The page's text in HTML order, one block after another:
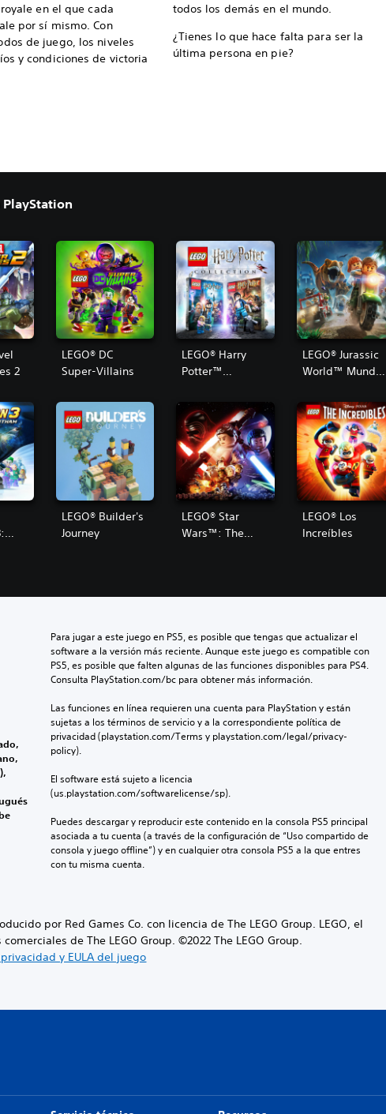
en el que cada
por sí mismo. Con
de juego, los niveles
y condiciones de victoria
todos los demás en el mundo.
¿Tienes lo que hace falta para ser la
última persona en pie?
PlayStation
2
LEGO® DC
Super-Villains
LEGO® Harry
Potter™
LEGO® Jurassic
World™ Mundo
LEGO® Builder's
Journey
LEGO® Star
Wars™: The
LEGO® Los
Increíbles
Para jugar a este juego en PS5, es posible que tengas que actualizar el
software a la versión más reciente. Aunque este juego es compatible con
PS5, es posible que falten algunas de las funciones disponibles para PS4.
Consulta PlayStation.com/bc para obtener más información.
Las funciones en línea requieren una cuenta para PlayStation y están
sujetas a los términos de servicio y a la correspondiente política de
privacidad (playstation.com/Terms y playstation.com/legal/privacy-
policy).
El software está sujeto a licencia
(us.playstation.com/softwarelicense/sp).
Puedes descargar y reproducir este contenido en la consola PS5 principal
asociada a tu cuenta (a través de la configuración de “Uso compartido de
consola y juego offline”) y en cualquier otra consola PS5 a la que entres
con tu misma cuenta.
por Red Games Co. con licencia de The LEGO Group. LEGO, el
de The LEGO Group. ©2022 The LEGO Group.
y EULA del juego